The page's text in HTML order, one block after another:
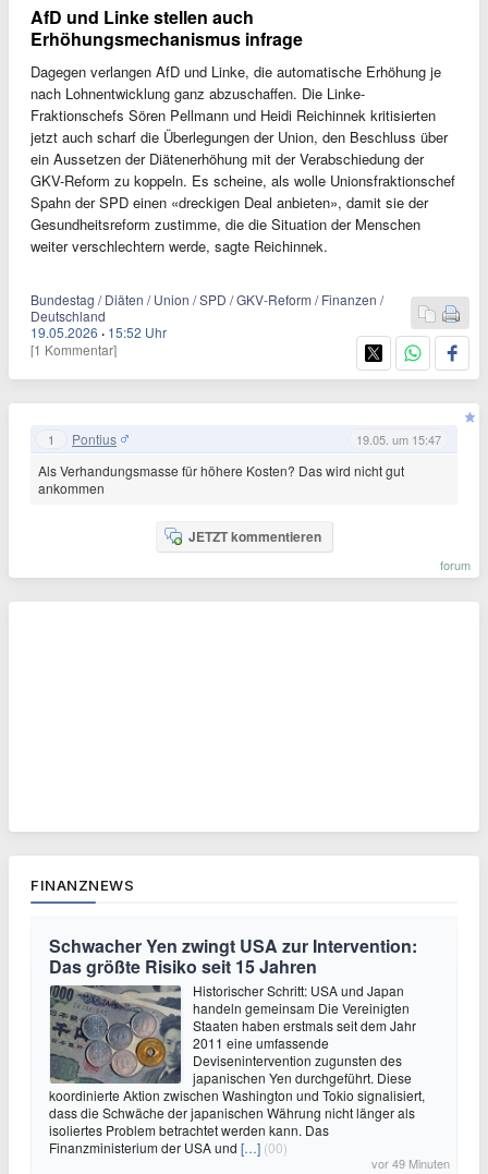
AfD und Linke stellen auch
Erhöhungsmechanismus infrage
Dagegen verlangen AfD und Linke, die automatische Erhöhung je
nach Lohnentwicklung ganz abzuschaffen. Die Linke-
Fraktionschefs Sören Pellmann und Heidi Reichinnek kritisierten
jetzt auch scharf die Überlegungen der Union, den Beschluss über
ein Aussetzen der Diätenerhöhung mit der Verabschiedung der
GKV-Reform zu koppeln. Es scheine, als wolle Unionsfraktionschef
Spahn der SPD einen «dreckigen Deal anbieten», damit sie der
Gesundheitsreform zustimme, die die Situation der Menschen
weiter verschlechtern werde, sagte Reichinnek.
Bundestag / Diäten / Union / SPD / GKV-Reform / Finanzen /
Deutschland
19.05.2026 · 15:52 Uhr
[1 Kommentar]
1 Pontius 19.05. um 15:47
Als Verhandungsmasse für höhere Kosten? Das wird nicht gut
ankommen
JETZT kommentieren
forum
FINANZNEWS
Schwacher Yen zwingt USA zur Intervention:
Das größte Risiko seit 15 Jahren
Historischer Schritt: USA und Japan
handeln gemeinsam Die Vereinigten
Staaten haben erstmals seit dem Jahr
2011 eine umfassende
Devisenintervention zugunsten des
japanischen Yen durchgeführt. Diese
koordinierte Aktion zwischen Washington und Tokio signalisiert,
dass die Schwäche der japanischen Währung nicht länger als
isoliertes Problem betrachtet werden kann. Das
Finanzministerium der USA und […] (00)
vor 49 Minuten